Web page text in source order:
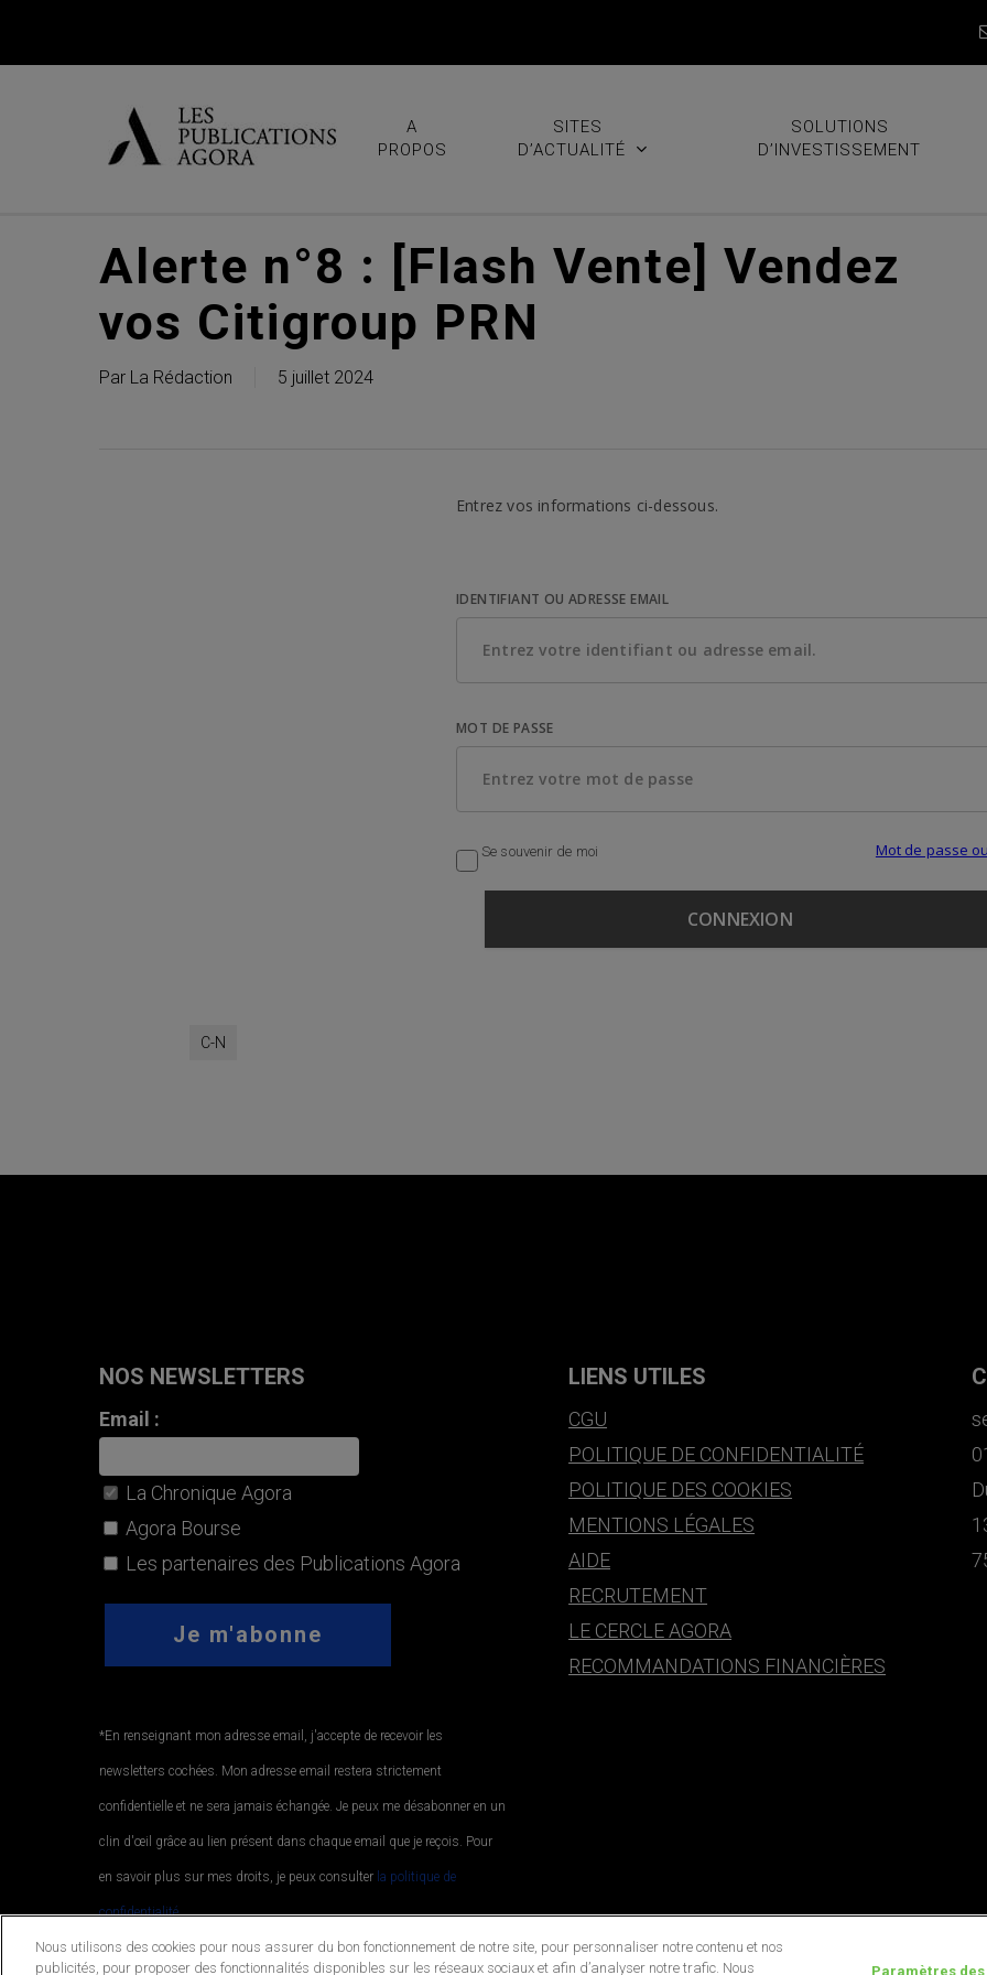
A
PROPOS
SITES
D’ACTUALITÉ
SOLUTIONS
D’INVESTISSEMENT
Alerte n°8 : [Flash Vente] Vendez
vos Citigroup PRN
Par La Rédaction 5 juillet 2024
Entrez vos informations ci-dessous.
IDENTIFIANT OU ADRESSE EMAIL
MOT DE PASSE
Se souvenir de moi Mot de passe
C-N
NOS NEWSLETTERS
Email :
La Chronique Agora
Agora Bourse
Les partenaires des Publications Agora
*En renseignant mon adresse email, j'accepte de recevoir les
newsletters cochées. Mon adresse email restera strictement
confidentielle et ne sera jamais échangée. Je peux me désabonner en un
clin d'œil grâce au lien présent dans chaque email que je reçois. Pour
en savoir plus sur mes droits, je peux consulter la politique de
confidentialité..
LIENS UTILES
CGU
POLITIQUE DE CONFIDENTIALITÉ
POLITIQUE DES COOKIES
MENTIONS LÉGALES
AIDE
RECRUTEMENT
LE CERCLE AGORA
RECOMMANDATIONS FINANCIÈRES
Nous utilisons des cookies pour nous assurer du bon fonctionnement de notre site, pour personnaliser notre contenu et nos
publicités, pour proposer des fonctionnalités disponibles sur les réseaux sociaux et afin d’analyser notre trafic. Nous
Paramètres